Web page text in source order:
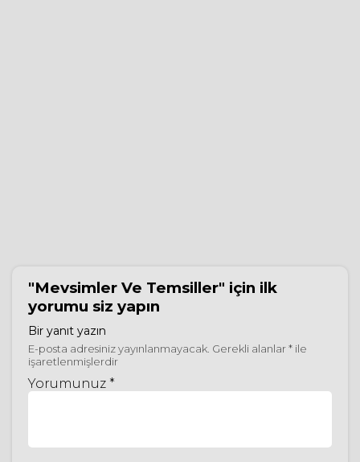
"Mevsimler Ve Temsiller" için ilk
yorumu siz yapın
Bir yanıt yazın
E-posta adresiniz yayınlanmayacak. Gerekli alanlar* ile
işaretlenmişlerdir
Yorumunuz *